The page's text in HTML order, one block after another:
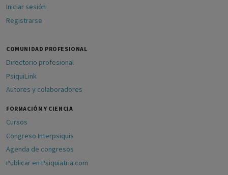
Iniciar sesión
Registrarse
COMUNIDAD PROFESIONAL
Directorio profesional
PsiquiLink
Autores y colaboradores
FORMACIÓN Y CIENCIA
Cursos
Congreso Interpsiquis
Agenda de congresos
Publicar en Psiquiatria.com